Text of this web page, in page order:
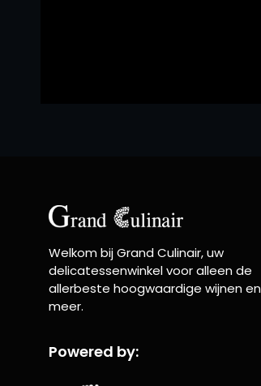
Welkom bij Grand Culinair, uw
delicatessenwinkel voor alleen de
allerbeste hoogwaardige wijnen en
meer.
Powered by: